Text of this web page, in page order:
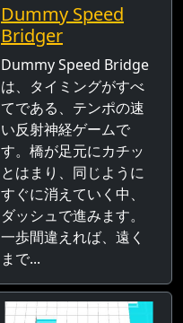
Dummy Speed
Bridger
Dummy Speed Bridge
は、タイミングがすべ
てである、テンポの速
い反射神経ゲームで
す。橋が足元にカチッ
とはまり、同じように
すぐに消えていく中、
ダッシュで進みます。
一歩間違えれば、遠く
まで...